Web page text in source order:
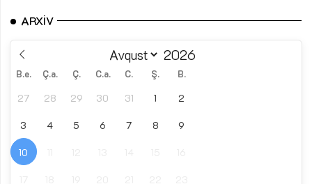
ARXIV
B.e. Ç.a. Ç. C.a. C. Ş. B.
27 28 29 30 31 1 2
3 4 5 6 7 8 9
10